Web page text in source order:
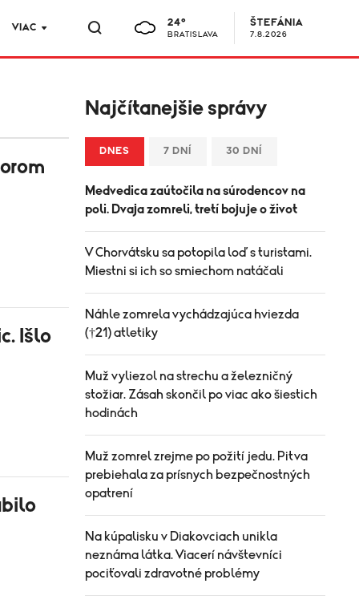
VIAC 24°
BRATISLAVA
ŠTEFÁNIA
7.8.2026
Išlo
Najčítanejšie správy
DNES 7 DNÍ 30 DNÍ
Medvedica zaútočila na súrodencov na
poli. Dvaja zomreli, tretí bojuje o život
V Chorvátsku sa potopila loď s turistami.
Miestni si ich so smiechom natáčali
Náhle zomrela vychádzajúca hviezda
(†21) atletiky
Muž vyliezol na strechu a železničný
stožiar. Zásah skončil po viac ako šiestich
hodinách
Muž zomrel zrejme po požití jedu. Pitva
prebiehala za prísnych bezpečnostných
opatrení
Na kúpalisku v Diakovciach unikla
neznáma látka. Viacerí návštevníci
pociťovali zdravotné problémy